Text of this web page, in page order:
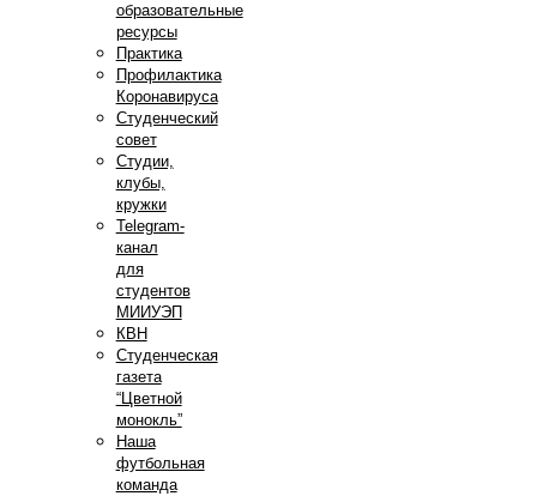
образовательные
ресурсы
Практика
Профилактика
Коронавируса
Студенческий
совет
Студии,
клубы,
кружки
Telegram-
канал
для
студентов
МИИУЭП
КВН
Студенческая
газета
“Цветной
монокль”
Наша
футбольная
команда